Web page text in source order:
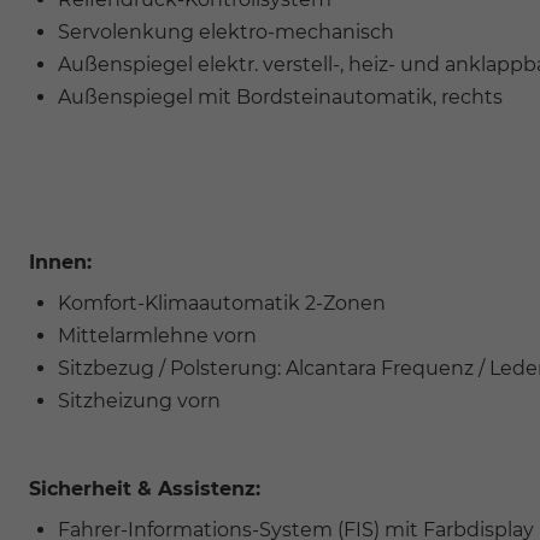
Servolenkung elektro-mechanisch
Außenspiegel elektr. verstell-, heiz- und
Außenspiegel mit Bordsteinautomatik, rechts
Innen:
Komfort-Klimaautomatik 2-Zonen
Mittelarmlehne vorn
Sitzbezug / Polsterung: Alcantara Frequenz /
Sitzheizung vorn
Sicherheit & Assistenz:
Fahrer-Informations-System (FIS) mit Farbdisplay